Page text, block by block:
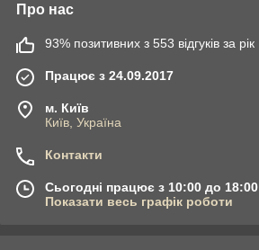
Про нас
93% позитивних з 553 відгуків за рік
Працює з 24.09.2017
м. Київ
Київ, Україна
Контакти
Сьогодні працює з 10:00 до 18:00
Показати весь графік роботи